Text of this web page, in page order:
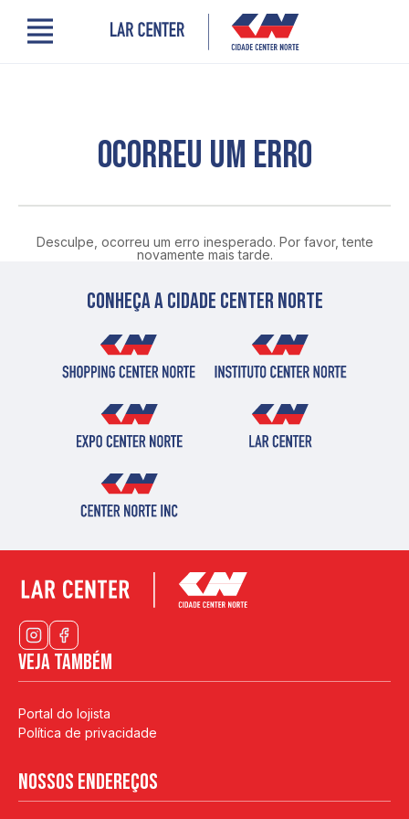
Menu
Encontre um profissional
Comodidades
Quem somos
Localização
Contato
OCORREU UM ERRO
Desculpe, ocorreu um erro inesperado. Por favor, tente
novamente mais tarde.
Conheça a cidade center norte
Veja também
Portal do lojista
Política de privacidade
Nossos endereços